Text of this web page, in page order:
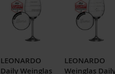
LEONARDO
Daily Weinglas
LEONARDO
Weinglas